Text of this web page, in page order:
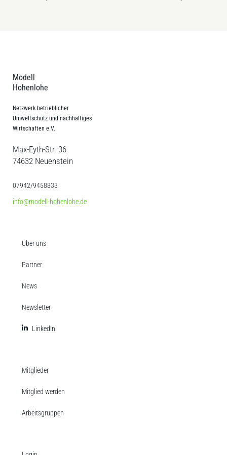
Modell
Hohenlohe
Netzwerk betrieblicher
Umweltschutz und nachhaltiges
Wirtschaften e.V.
Max-Eyth-Str. 36
74632 Neuenstein
07942/9458833
info@modell-hohenlohe.de
Über uns
Partner
News
Newsletter
LinkedIn
Mitglieder
Mitglied werden
Arbeitsgruppen